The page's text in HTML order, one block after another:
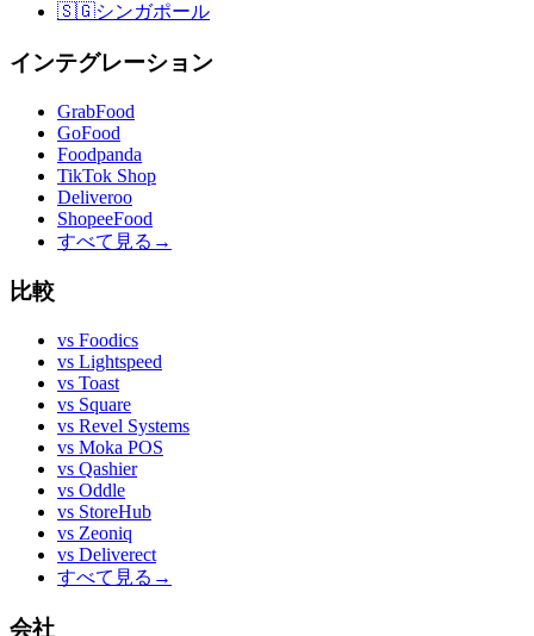
🇸🇬シンガポール
インテグレーション
GrabFood
GoFood
Foodpanda
TikTok Shop
Deliveroo
ShopeeFood
すべて見る →
比較
vs Foodics
vs Lightspeed
vs Toast
vs Square
vs Revel Systems
vs Moka POS
vs Qashier
vs Oddle
vs StoreHub
vs Zeoniq
vs Deliverect
すべて見る →
会社